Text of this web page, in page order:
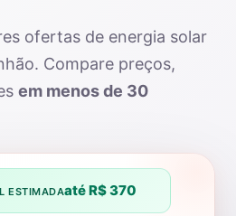
ofertas de energia solar
Compare preços,
em menos de 30
ESTIMADAaté R$ 370